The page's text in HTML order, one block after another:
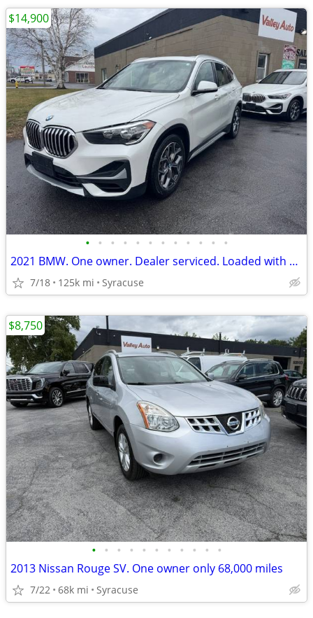
• • • • • • • • • • • •
2021 BMW. One owner. Dealer serviced. Loaded with options. AWD
7/18 125k mi Syracuse
$14,900
• • • • • • • • • • •
2013 Nissan Rouge SV. One owner only 68,000 miles
7/22 68k mi Syracuse
$8,750